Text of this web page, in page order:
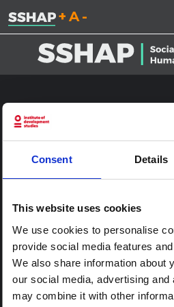
Consent Details
This website uses cookies
We use cookies to personalise
provide social media features
We also share information about
our social media, advertising
may combine it with other
تقليل حجم الخط.
إعادة ضبط حجم
زيادة حجم
ssia_admin